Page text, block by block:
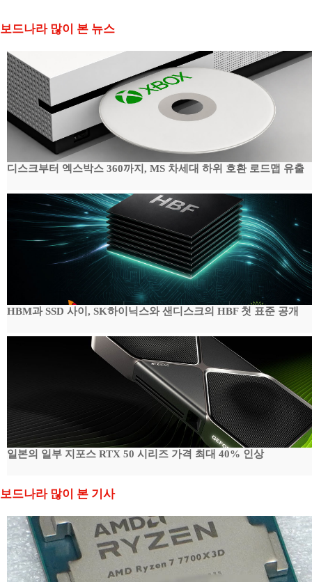
보드나라 많이 본 뉴스
디스크부터 엑스박스 360까지, MS 차세대 하위 호환 로드맵 유출
HBM과 SSD 사이, SK하이닉스와 샌디스크의 HBF 첫 표준 공개
일본의 일부 지포스 RTX 50 시리즈 가격 최대 40% 인상
보드나라 많이 본 기사